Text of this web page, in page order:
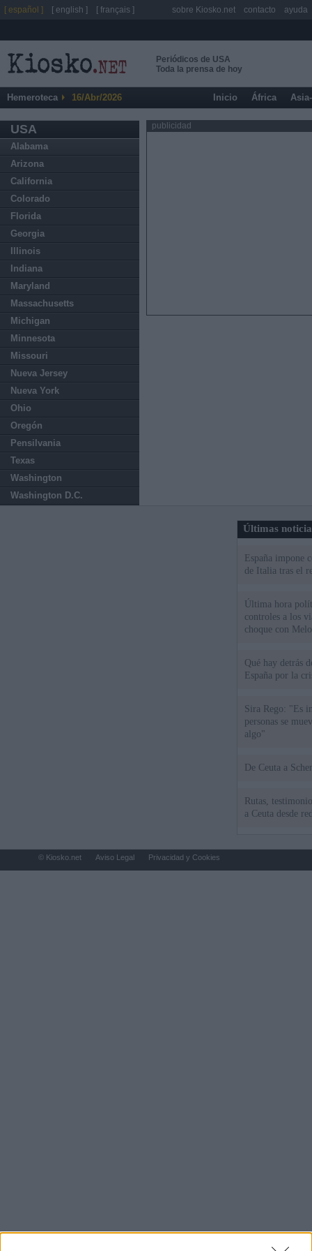
Periódicos de USA
Toda la prensa de hoy
Hemeroteca 16/Abr/2026 Inicio África
USA
Alabama
Arizona
California
Colorado
Florida
Georgia
Illinois
Indiana
Maryland
Massachusetts
Michigan
Minnesota
Missouri
Nueva Jersey
Nueva York
Ohio
Oregón
Pensilvania
Texas
Washington
Washington D.C.
publicidad
Últimas
España impone
de Italia tras el
Última hora
controles a los
choque con
Qué hay detrás
España por la
Sira Rego: "Es
personas se
algo"
De
Rutas,
a Ceuta desde
[ español ] [ english ] [ français ] sobre Kiosko.net contacto ayuda
© Kiosko.net Aviso Legal Privacidad y Cookies